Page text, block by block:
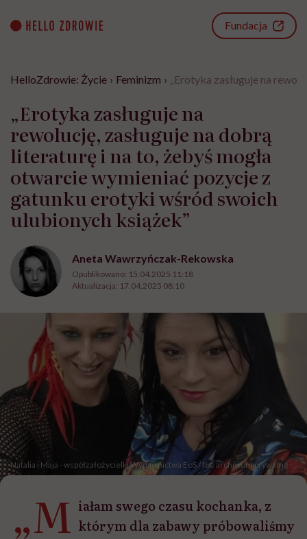
content
Fundacja
HelloZdrowie: Życie › Feminizm › „Erotyka zasługuje na
„Erotyka zasługuje na
rewolucję, zasługuje na dobrą
literaturę i na to, żebyś mogła
otwarcie wymieniać pozycje z
gatunku erotyki wśród swoich
ulubionych książek”
Aneta Wawrzyńczak-Rekowska
Opublikowano: 15.04.2025 11:18
Aktualizacja: 17.04.2025 08:10
Natalia i Maja - współzałożycielki Wydawnictwa EoS / fot. archiwum prywatne
„M iałam swego czasu kochanka, z
którym dla zabawy próbowaliśmy